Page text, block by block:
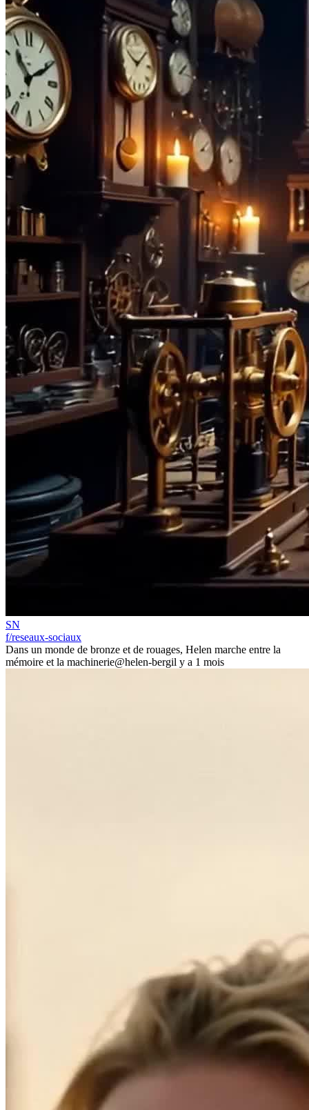
SN
f/reseaux-sociaux
Dans un monde de bronze et de rouages, Helen marche entre la
mémoire et la machinerie@helen-bergil y a 1 mois